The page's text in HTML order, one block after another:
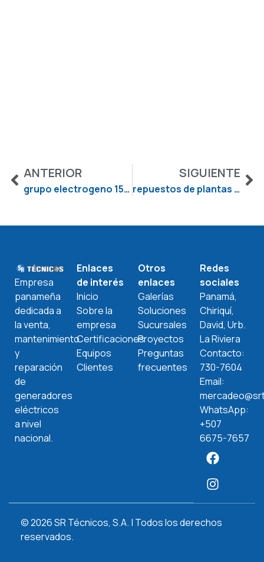
ANTERIOR
grupo electrogeno 150 kva
SIGUIENTE
repuestos de plantas eléctricas
Empresa
panameña
dedicada a
la venta,
mantenimiento
y
reparación
de
generadores
eléctricos
a nivel
nacional.
Enlaces
de interés
Inicio
Sobre la
empresa
Certificaciones
Equipos
Clientes
Otros
enlaces
Galerías
Soluciones
Sucursales
Proyectos
Preguntas
frecuentes
Redes
sociales
Panamá,
Chiriquí,
David, Urb.
La Riviera
Contacto:
730-7604
Email:
WhatsApp:
+507
6675-7657
© 2026 SR Técnicos, S.A. | Todos los derechos
reservados.